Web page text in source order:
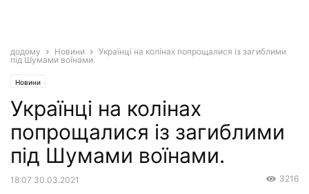
додому Новини
Українці на колінах попрощалися із загиблими
під Шумами воїнами.
Новини
Українці на колінах
попрощалися із загиблими
під Шумами воїнами.
18:07 30.03.2021 3216